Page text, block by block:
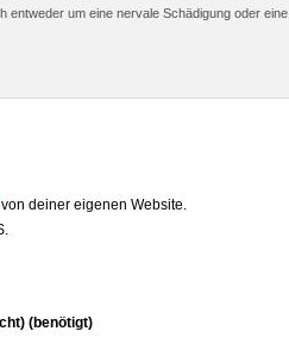
um eine nervale Schädigung oder eine
von deiner eigenen Website.
(benötigt)